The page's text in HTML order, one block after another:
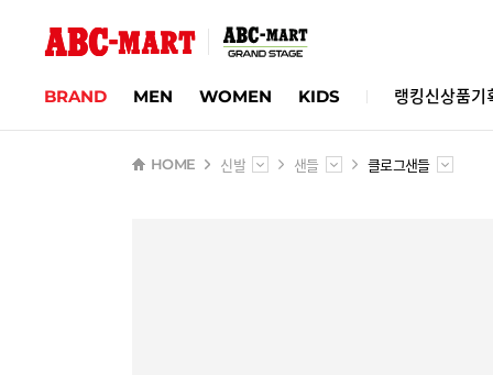
BRAND MEN WOMEN KIDS 랭킹신상품기
HOME 신발 샌들 클로그샌들